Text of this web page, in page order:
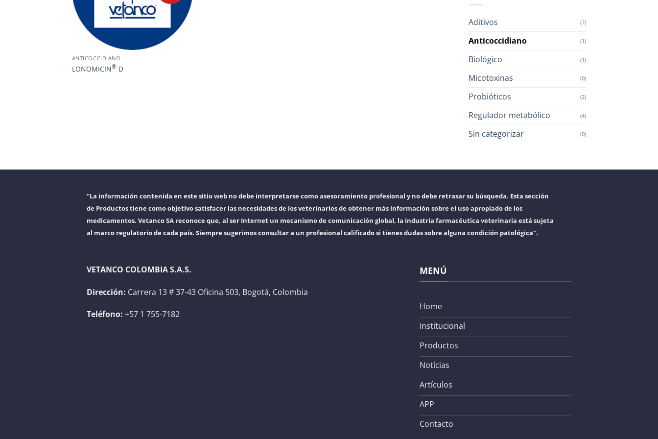
ANTICOCCIDIANO
LONOMICIN®D
Aditivos (7)
Anticoccidiano (1)
Biológico (1)
Micotoxinas (0)
Probióticos (2)
Regulador metabólico (4)
Sin categorizar (0)
"La información contenida en este sitio web no debe interpretarse como asesoramiento profesional y no debe retrasar su búsqueda. Esta sección
de Productos tiene como objetivo satisfacer las necesidades de los veterinarios de obtener más información sobre el uso apropiado de los
medicamentos. Vetanco SA reconoce que, al ser Internet un mecanismo de comunicación global, la industria farmacéutica veterinaria está sujeta
al marco regulatorio de cada país. Siempre sugerimos consultar a un profesional calificado si tienes dudas sobre alguna condición patológica”.
VETANCO COLOMBIA S.A.S.
Dirección: Carrera 13 # 37-43 Oficina 503, Bogotá, Colombia
Teléfono: +57 1 755-7182
MENÚ
Home
Institucional
Productos
Notícias
Artículos
APP
Contacto